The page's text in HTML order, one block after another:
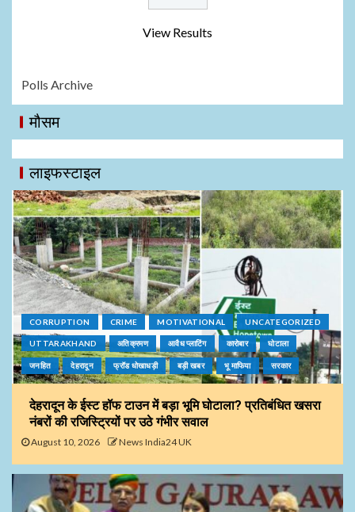
View Results
Polls Archive
मौसम
लाइफस्टाइल
CORRUPTION CRIME MOTIVATIONAL UNCATEGORIZED
UTTARAKHAND अतिक्रमण आवैध प्लाटिंग कारोबार घोटाला
जनहित देहरादून फ्रॉड धोखाधड़ी बड़ी खबर भू माफिया सरकार
देहरादून के ईस्ट हॉफ टाउन में बड़ा भूमि घोटाला? प्रतिबंधित खसरा
नंबरों की रजिस्ट्रियों पर उठे गंभीर सवाल
August 10, 2026 News India24 UK